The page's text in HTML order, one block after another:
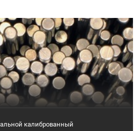
калиброванный